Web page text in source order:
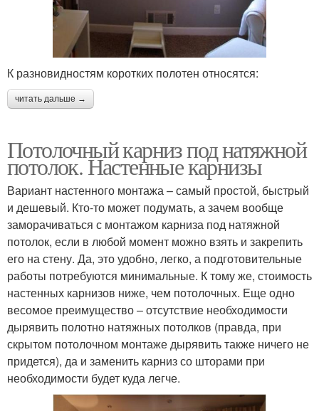
К разновидностям коротких полотен относятся:
читать дальше →
Потолочный карниз под натяжной
потолок. Настенные карнизы
Вариант настенного монтажа – самый простой, быстрый
и дешевый. Кто-то может подумать, а зачем вообще
заморачиваться с монтажом карниза под натяжной
потолок, если в любой момент можно взять и закрепить
его на стену. Да, это удобно, легко, а подготовительные
работы потребуются минимальные. К тому же, стоимость
настенных карнизов ниже, чем потолочных. Еще одно
весомое преимущество – отсутствие необходимости
дырявить полотно натяжных потолков (правда, при
скрытом потолочном монтаже дырявить также ничего не
придется), да и заменить карниз со шторами при
необходимости будет куда легче.